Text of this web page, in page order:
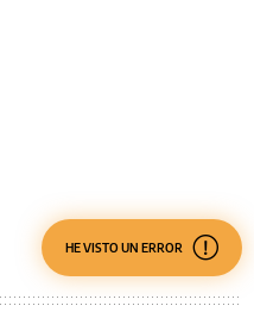
HE VISTO UN ERROR